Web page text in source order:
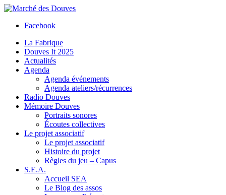
Facebook
La Fabrique
Douves It 2025
Actualités
Agenda
Agenda événements
Agenda ateliers/récurrences
Radio Douves
Mémoire Douves
Portraits sonores
Écoutes collectives
Le projet associatif
Le projet associatif
Histoire du projet
Règles du jeu – Capus
S.E.A.
Accueil SEA
Le Blog des assos